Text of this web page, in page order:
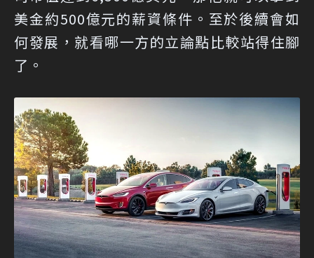
美金約500億元的薪資條件。至於後續會如
何發展，就看哪一方的立論點比較站得住腳
了。